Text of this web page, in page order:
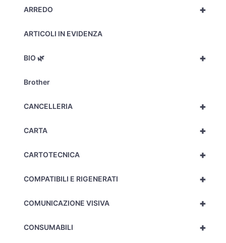
+
ARREDO
ARTICOLI IN EVIDENZA
+
BIO 🌿
Brother
+
CANCELLERIA
+
CARTA
+
CARTOTECNICA
+
COMPATIBILI E RIGENERATI
+
COMUNICAZIONE VISIVA
+
CONSUMABILI